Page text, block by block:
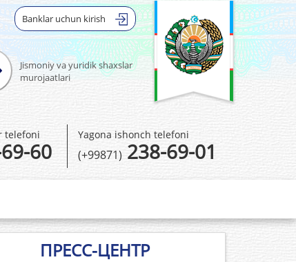
Banklar uchun kirish
Jismoniy va yuridik shaxslar
murojaatlari
telefoni
60
Yagona ishonch telefoni
(+99871) 238-69-01
ПРЕСС-ЦЕНТР